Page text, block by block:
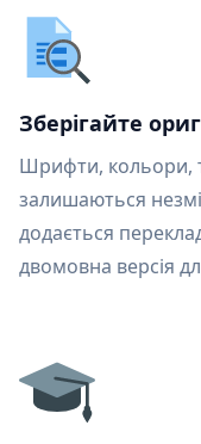
Зберігайте
Шрифти, кольори,
залишаються
додається
двомовна версія